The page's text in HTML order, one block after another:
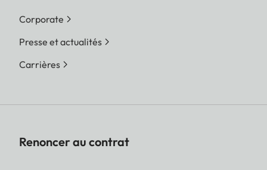
Corporate
Presse et actualités
Carrières
Renoncer au contrat